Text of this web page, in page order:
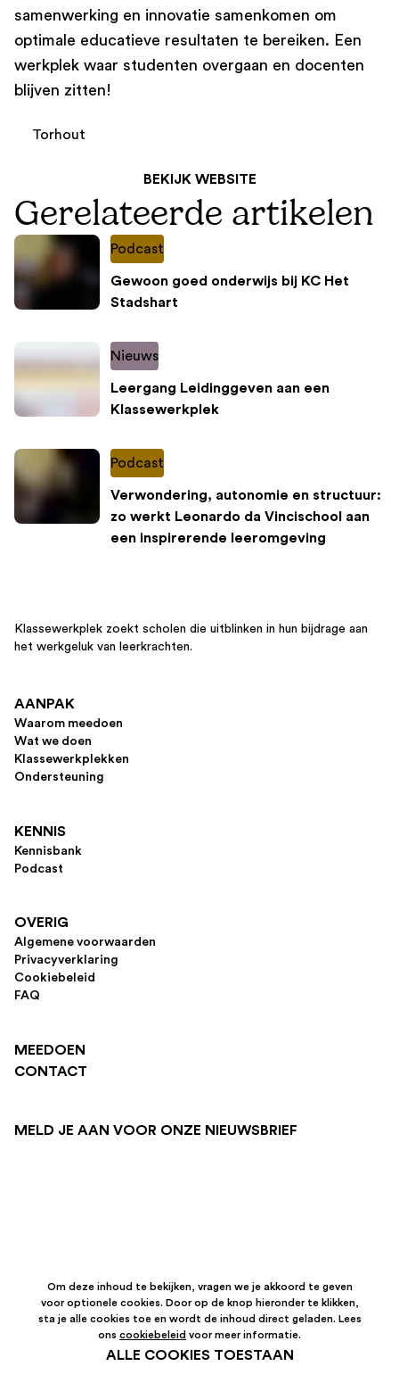
samenwerking en innovatie samenkomen om
optimale educatieve resultaten te bereiken. Een
werkplek waar studenten overgaan en docenten
blijven zitten!
Torhout
BEKIJK WEBSITE
Gerelateerde artikelen
Podcast
Gewoon goed onderwijs bij KC Het
Stadshart
Nieuws
Leergang Leidinggeven aan een
Klassewerkplek
Podcast
Verwondering, autonomie en structuur:
zo werkt Leonardo da Vincischool aan
een inspirerende leeromgeving
Klassewerkplek zoekt scholen die uitblinken in hun bijdrage aan
het werkgeluk van leerkrachten.
AANPAK
Waarom meedoen
Wat we doen
Klassewerkplekken
Ondersteuning
KENNIS
Kennisbank
Podcast
OVERIG
Algemene voorwaarden
Privacyverklaring
Cookiebeleid
FAQ
MEEDOEN
CONTACT
MELD JE AAN VOOR ONZE NIEUWSBRIEF
Om deze inhoud te bekijken, vragen we je akkoord te geven
voor optionele cookies. Door op de knop hieronder te klikken,
sta je alle cookies toe en wordt de inhoud direct geladen. Lees
ons cookiebeleid voor meer informatie.
ALLE COOKIES TOESTAAN